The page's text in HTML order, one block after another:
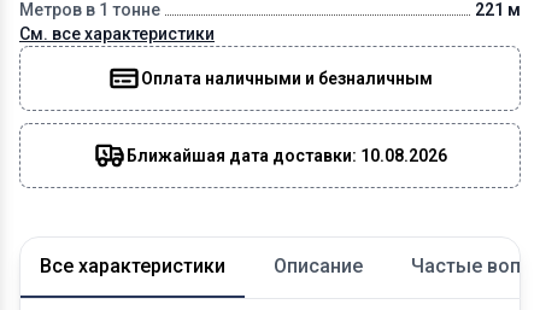
Метров в 1 тонне
221 м
См. все характеристики
Оплата наличными и безналичным
Ближайшая дата доставки: 10.08.2026
Все характеристики Описание Частые